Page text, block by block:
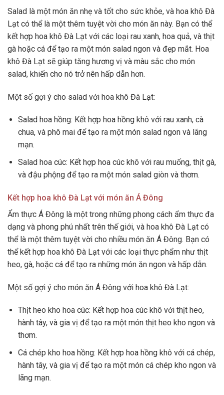
Salad là một món ăn nhẹ và tốt cho sức khỏe, và hoa khô Đà
Lạt có thể là một thêm tuyệt vời cho món ăn này. Bạn có thể
kết hợp hoa khô Đà Lạt với các loại rau xanh, hoa quả, và thịt
gà hoặc cá để tạo ra một món salad ngon và đẹp mắt. Hoa
khô Đà Lạt sẽ giúp tăng hương vị và màu sắc cho món
salad, khiến cho nó trở nên hấp dẫn hơn.
Một số gợi ý cho salad với hoa khô Đà Lạt:
Salad hoa hồng: Kết hợp hoa hồng khô với rau xanh, cà
chua, và phô mai để tạo ra một món salad ngon và lãng
mạn.
Salad hoa cúc: Kết hợp hoa cúc khô với rau muống, thịt gà,
và đậu phộng để tạo ra một món salad giòn và thơm.
Kết hợp hoa khô Đà Lạt với món ăn Á Đông
Ẩm thực Á Đông là một trong những phong cách ẩm thực đa
dạng và phong phú nhất trên thế giới, và hoa khô Đà Lạt có
thể là một thêm tuyệt vời cho nhiều món ăn Á Đông. Bạn có
thể kết hợp hoa khô Đà Lạt với các loại thực phẩm như thịt
heo, gà, hoặc cá để tạo ra những món ăn ngon và hấp dẫn.
Một số gợi ý cho món ăn Á Đông với hoa khô Đà Lạt:
Thịt heo kho hoa cúc: Kết hợp hoa cúc khô với thịt heo,
hành tây, và gia vị để tạo ra một món thịt heo kho ngon và
thơm.
Cá chép kho hoa hồng: Kết hợp hoa hồng khô với cá chép,
hành tây, và gia vị để tạo ra một món cá chép kho ngon và
lãng mạn.